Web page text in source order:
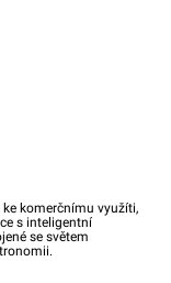
komerčnímu využíti,
s inteligentní
se světem